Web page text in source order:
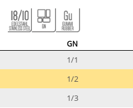
GN
1/1
1/2
1/3